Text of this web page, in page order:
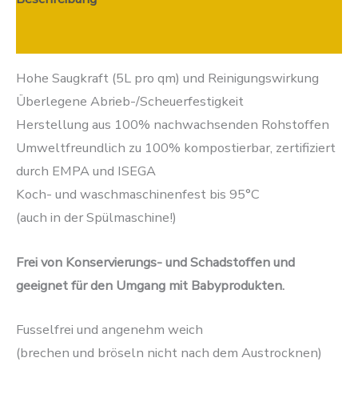
Hohe Saugkraft (5L pro qm) und Reinigungswirkung
Überlegene Abrieb-/Scheuerfestigkeit
Herstellung aus 100% nachwachsenden Rohstoffen
Umweltfreundlich zu 100% kompostierbar, zertifiziert
durch EMPA und ISEGA
Koch- und waschmaschinenfest bis 95°C
(auch in der Spülmaschine!)
Frei von Konservierungs- und Schadstoffen und
geeignet für den Umgang mit Babyprodukten.
Fusselfrei und angenehm weich
(brechen und bröseln nicht nach dem Austrocknen)